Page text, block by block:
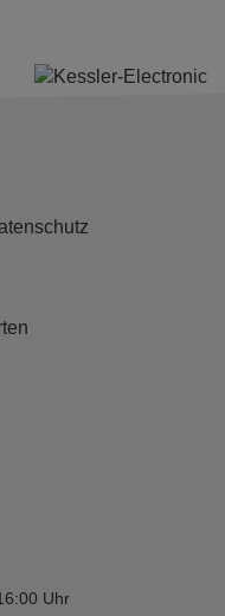
Uhr